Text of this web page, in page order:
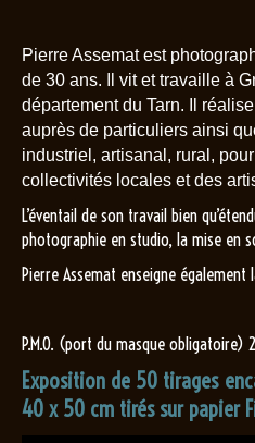
Pierre Assemat est
de 30 ans. Il vit et travaille à
département du Tarn. Il
auprès de particuliers ainsi
industriel, artisanal, rural,
collectivités locales et des
L’éventail de son travail bien
photographie en studio, la mise en
Pierre Assemat enseigne également
P.M.O. (port du masque obligatoire)
Exposition de 50 tirages
40 x 50 cm tirés sur papier